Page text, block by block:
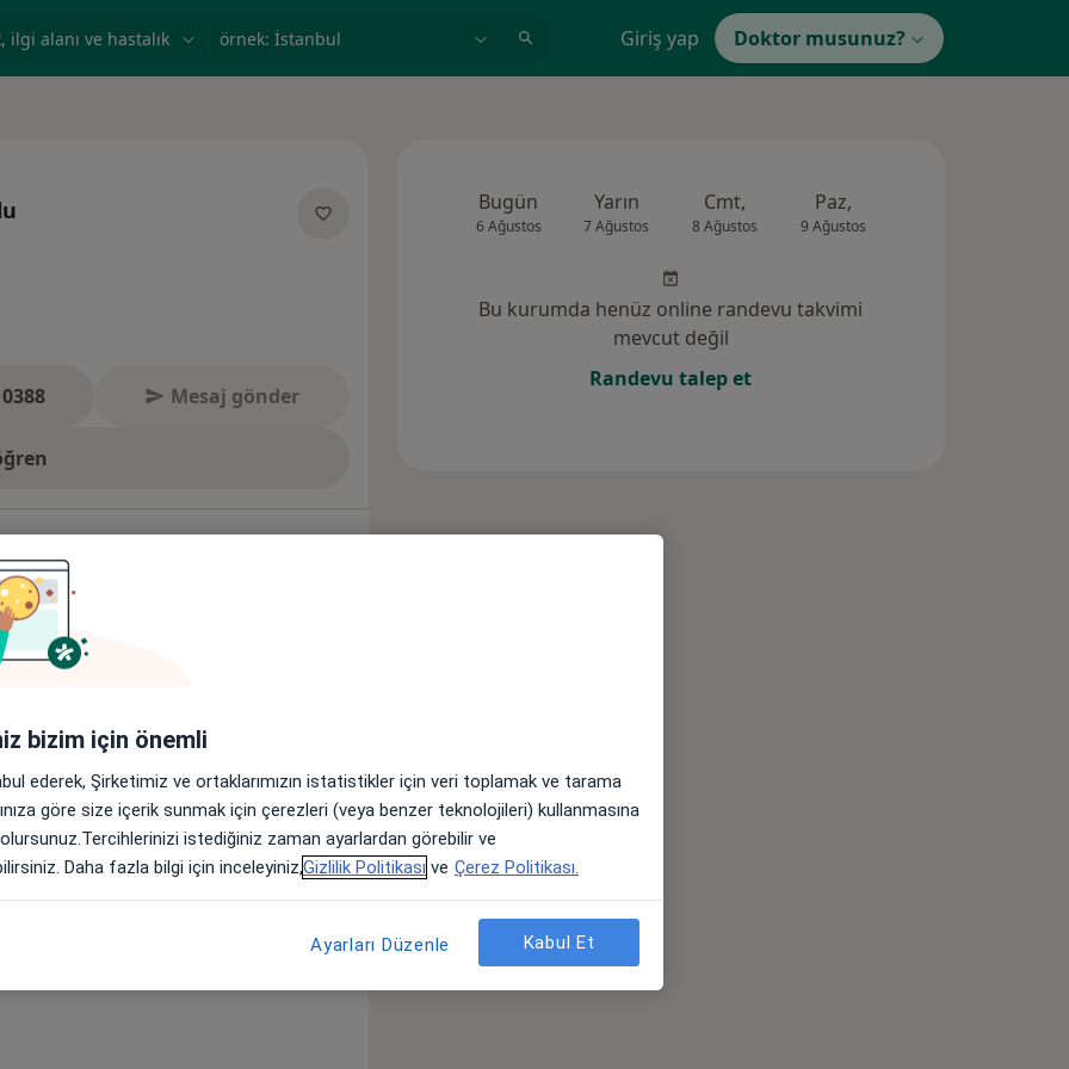
örnek: İstanbul Giriş yap Doktor musunuz?
Mesaj gönder
Sigortalar Görüşler (313)
tamamını Ankara’da
mezun oldum.
yaptım.
Mardin’e gittim.
tayin oldum.
mecburi hizmeti için
2 yıl Başhekimlik yaptım.
Servergazi Devlet Hastanesi’nde 10
Bugün
6 Ağustos
Yarın
7 Ağustos
Cmt,
8 Ağustos
Paz,
9 Ağustos
Bu kurumda henüz online randevu takvimi
mevcut değil
Randevu talep et
bizim için önemli
ederek, Şirketimiz ve ortaklarımızın istatistikler için veri toplamak ve tarama
göre size içerik sunmak için çerezleri (veya benzer teknolojileri) kullanmasına
istediğiniz zaman ayarlardan görebilir ve
Daha fazla bilgi için inceleyiniz,Gizlilik Politikası ve Çerez Politikası.
Ayarları Düzenle Kabul Et